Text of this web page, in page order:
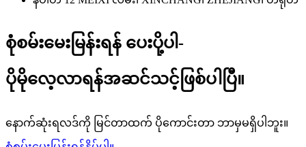
စုံစမ်းမေးမြန်းရန် ပေးပို့ပါ-
ပိုမိုလေ့လာရန်အဆင်သင့်ဖြစ်ပါပြီ။
နောက်ဆုံးရလဒ်ကို မြင်တာထက် ပိုကောင်းတာ ဘာမှမရှိပါဘူး။